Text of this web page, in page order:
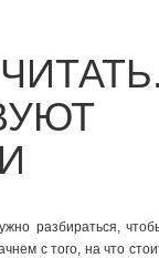
разбираться,
с того, на что